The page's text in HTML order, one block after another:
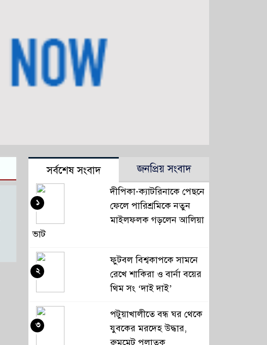
সর্বশেষ সংবাদ জনপ্রিয় সংবাদ
দীপিকা-ক্যাটরিনাকে পেছনে
ফেলে পারিশ্রমিকে নতুন
মাইলফলক গড়লেন আলিয়া
ভাট
১
ফুটবল বিশ্বকাপকে সামনে
রেখে শাকিরা ও বার্না বয়ের
থিম সং ‘দাই দাই’
২
পটুয়াখালীতে বন্ধ ঘর থেকে
যুবকের মরদেহ উদ্ধার,
রুমমেট পলাতক
৩